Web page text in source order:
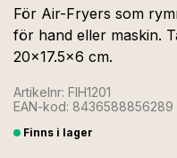
För Air-Fryers som
för hand eller maskin.
20x17.5x6 cm.
Artikelnr: FIH1201
EAN-kod: 8436588856289
Finns i lager